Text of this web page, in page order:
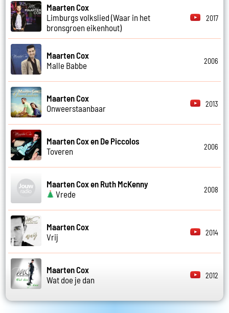
Maarten Cox
Limburgs volkslied (Waar in het
bronsgroen eikenhout)
2017
Maarten Cox
Malle Babbe
2006
Maarten Cox
Onweerstaanbaar
2013
Maarten Cox en De Piccolos
Toveren
2006
Maarten Cox en Ruth McKenny
Vrede
2008
Maarten Cox
Vrij
2014
Maarten Cox
Wat doe je dan
2012